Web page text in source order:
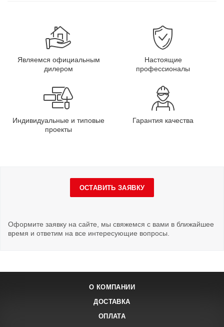
Являемся официальным
дилером
Настоящие
профессионалы
Индивидуальные и типовые
проекты
Гарантия качества
ОСТАВИТЬ ЗАЯВКУ
Оформите заявку на сайте, мы свяжемся с вами в ближайшее
время и ответим на все интересующие вопросы.
О КОМПАНИИ
ДОСТАВКА
ОПЛАТА